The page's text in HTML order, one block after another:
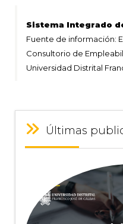
Sistema Integrado
Fuente de información:
Consultorio de
Universidad Distrital
Últimas